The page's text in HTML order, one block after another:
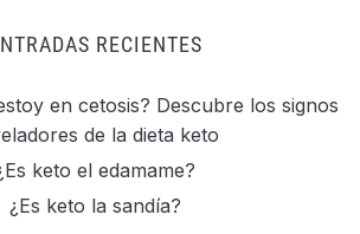
RECIENTES
en cetosis? Descubre los signos
de la dieta keto
keto el edamame?
¿Es keto la sandía?